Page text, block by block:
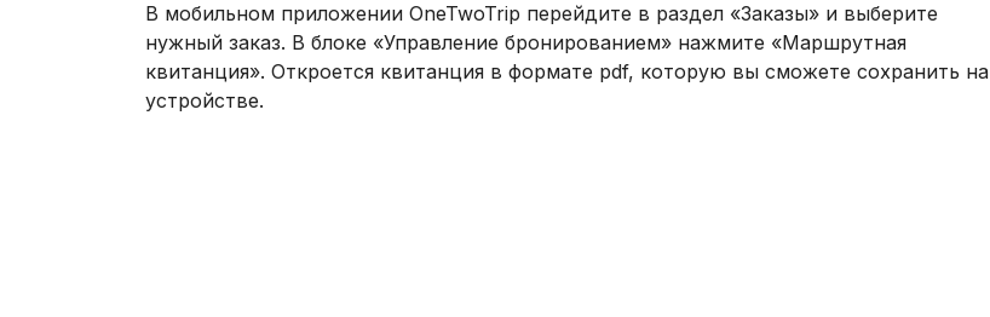
В мобильном приложении OneTwoTrip перейдите в раздел «Заказы» и выберите
нужный заказ. В блоке «Управление бронированием» нажмите «Маршрутная
квитанция». Откроется квитанция в формате pdf, которую вы сможете сохранить на
устройстве.